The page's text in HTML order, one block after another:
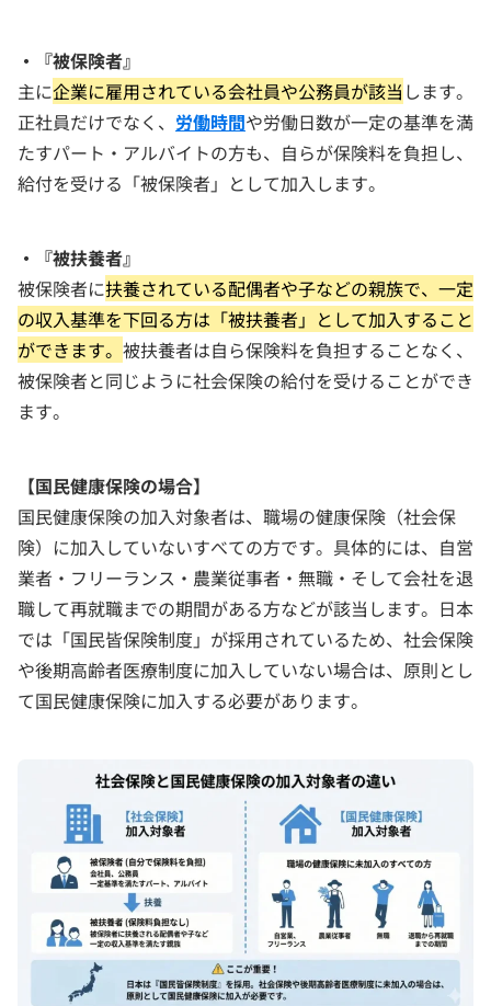
・『被保険者』
主に企業に雇用されている会社員や公務員が該当 します。
正社員だけでなく、 労働時間や労働日数が一定の基準を満
たすパート・アルバイトの方も、自らが保険料を負担し、
給付を受ける「被保険者」として加入します。
・『被扶養者』
被保険者に扶養されている配偶者や子などの親族で、一定
の収入基準を下回る方は「被扶養者」として加入すること
ができます。 被扶養者は自ら保険料を負担することなく、
被保険者と同じように社会保険の給付を受けることができ
ます。
【国民健康保険の場合】
国民健康保険の加入対象者は、職場の健康保険（社会保
険）に加入していないすべての方です。具体的には、自営
業者・フリーランス・農業従事者・無職・そして会社を退
職して再就職までの期間がある方などが該当します。日本
では「国民皆保険制度」が採用されているため、社会保険
や後期高齢者医療制度に加入していない場合は、原則とし
て国民健康保険に加入する必要があります。